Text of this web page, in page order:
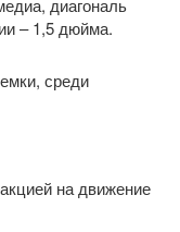
диагональ
– 1,5 дюйма.
среди
на движение